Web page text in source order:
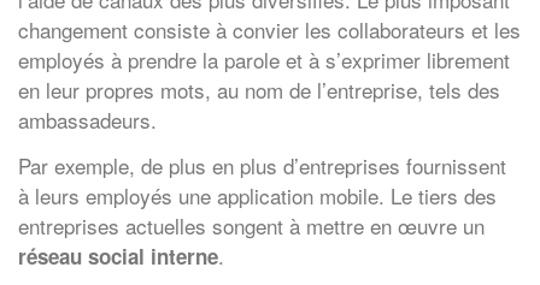
changement consiste à convier les collaborateurs et les
employés à prendre la parole et à s’exprimer librement
en leur propres mots, au nom de l’entreprise, tels des
ambassadeurs.
Par exemple, de plus en plus d’entreprises fournissent
à leurs employés une application mobile. Le tiers des
entreprises actuelles songent à mettre en œuvre un
réseau social interne.